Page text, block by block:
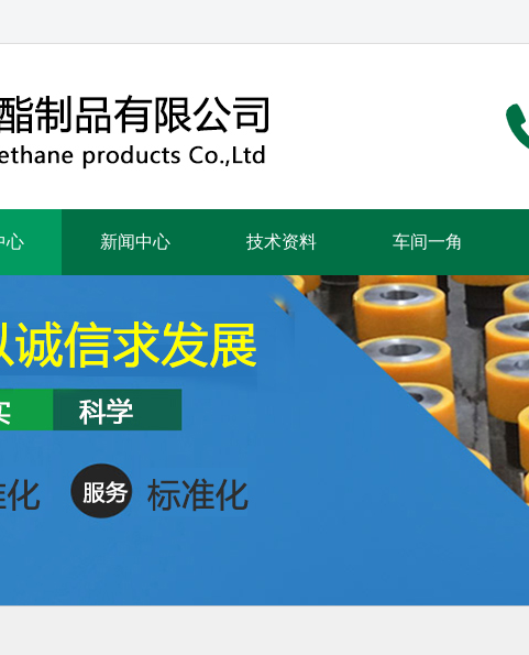
心 新闻中心 技术资料 车间一角